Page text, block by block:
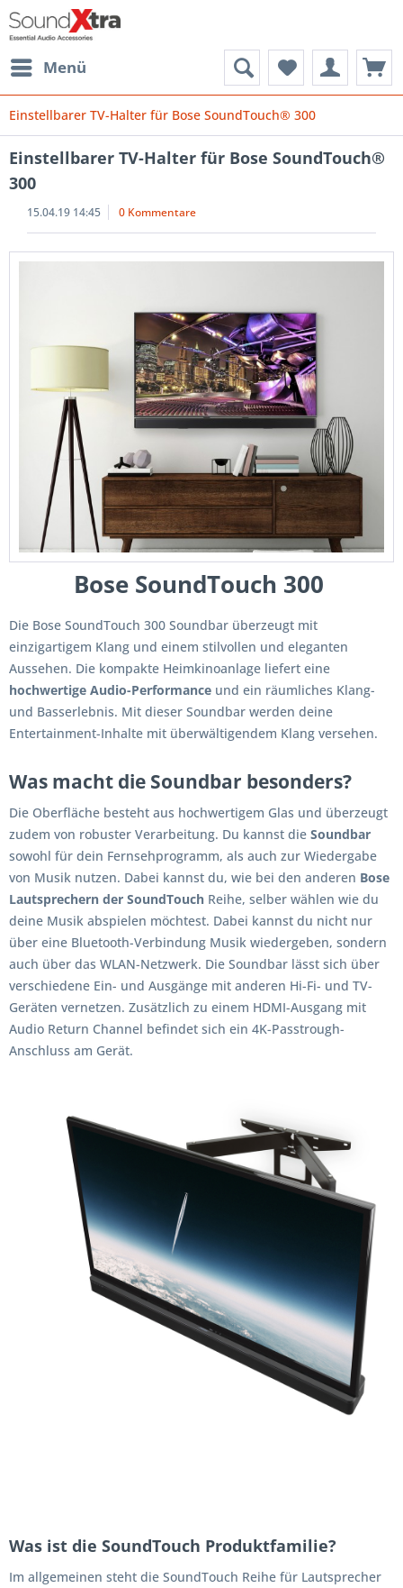
Menü
Einstellbarer TV-Halter für Bose SoundTouch® 300
Einstellbarer TV-Halter für Bose SoundTouch®
300
15.04.19 14:45 0 Kommentare
Bose SoundTouch 300
Die Bose SoundTouch 300 Soundbar überzeugt mit
einzigartigem Klang und einem stilvollen und eleganten
Aussehen. Die kompakte Heimkinoanlage liefert eine
hochwertige Audio-Performance und ein räumliches Klang-
und Basserlebnis. Mit dieser Soundbar werden deine
Entertainment-Inhalte mit überwältigendem Klang versehen.
Was macht die Soundbar besonders?
Die Oberfläche besteht aus hochwertigem Glas und überzeugt
zudem von robuster Verarbeitung. Du kannst die Soundbar
sowohl für dein Fernsehprogramm, als auch zur Wiedergabe
von Musik nutzen. Dabei kannst du, wie bei den anderen Bose
Lautsprechern der SoundTouch Reihe, selber wählen wie du
deine Musik abspielen möchtest. Dabei kannst du nicht nur
über eine Bluetooth-Verbindung Musik wiedergeben, sondern
auch über das WLAN-Netzwerk. Die Soundbar lässt sich über
verschiedene Ein- und Ausgänge mit anderen Hi-Fi- und TV-
Geräten vernetzen. Zusätzlich zu einem HDMI-Ausgang mit
Audio Return Channel befindet sich ein 4K-Passtrough-
Anschluss am Gerät.
Was ist die SoundTouch Produktfamilie?
Im allgemeinen steht die SoundTouch Reihe für Lautsprecher